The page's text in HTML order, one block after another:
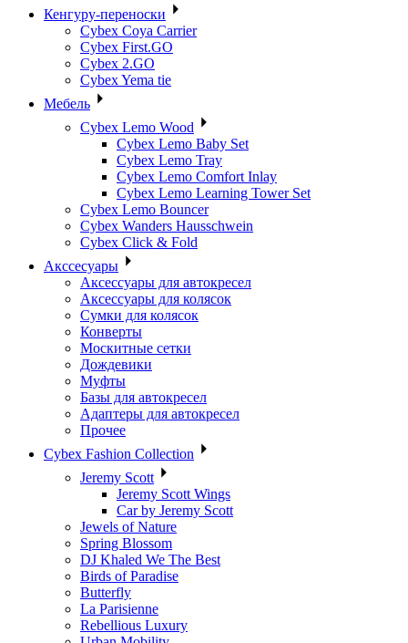
Кенгуру-переноски
Cybex Coya Carrier
Cybex First.GO
Cybex 2.GO
Cybex Yema tie
Мебель
Cybex Lemo Wood
Cybex Lemo Baby Set
Cybex Lemo Tray
Cybex Lemo Comfort Inlay
Cybex Lemo Learning Tower Set
Cybex Lemo Bouncer
Cybex Wanders Hausschwein
Cybex Click & Fold
Акссесуары
Аксессуары для автокресел
Аксессуары для колясок
Сумки для колясок
Конверты
Москитные сетки
Дождевики
Муфты
Базы для автокресел
Адаптеры для автокресел
Прочее
Cybex Fashion Collection
Jeremy Scott
Jeremy Scott Wings
Car by Jeremy Scott
Jewels of Nature
Spring Blossom
DJ Khaled We The Best
Birds of Paradise
Butterfly
La Parisienne
Rebellious Luxury